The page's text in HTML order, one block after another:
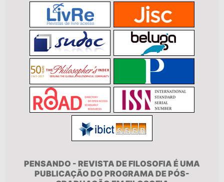
PENSANDO - REVISTA DE FILOSOFIA É UMA
PUBLICAÇÃO DO PROGRAMA DE PÓS-